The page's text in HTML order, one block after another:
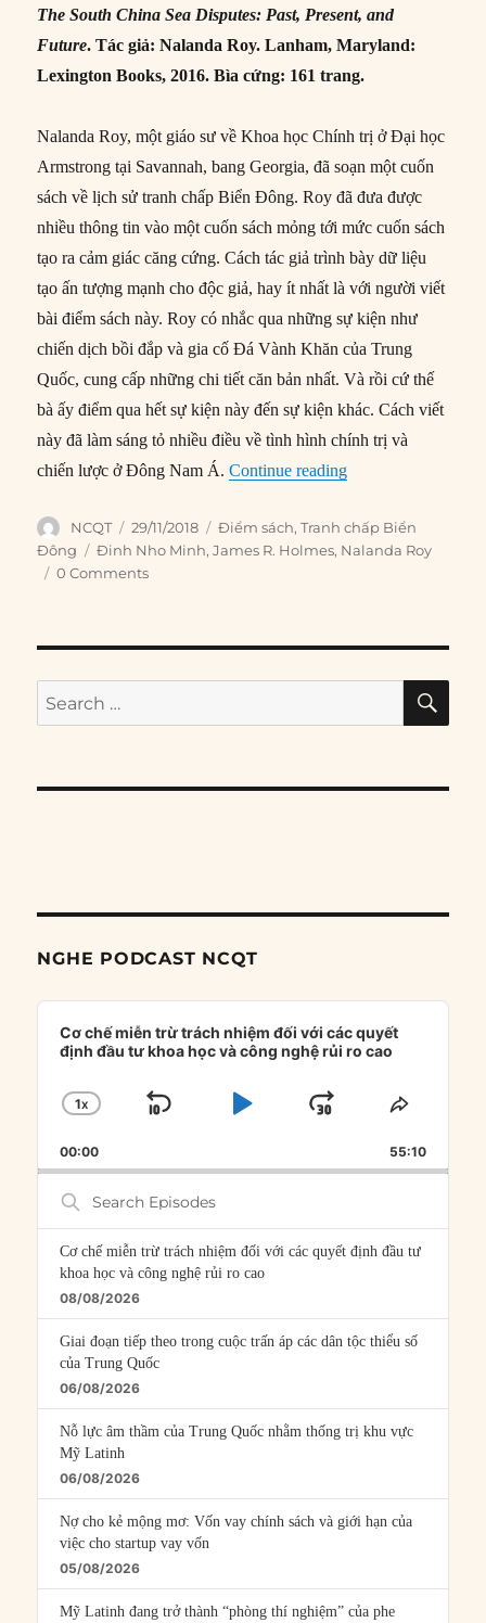
The South China Sea Disputes: Past, Present, and
Future. Tác giả: Nalanda Roy. Lanham, Maryland:
Lexington Books, 2016. Bìa cứng: 161 trang.
Nalanda Roy, một giáo sư về Khoa học Chính trị ở Đại học
Armstrong tại Savannah, bang Georgia, đã soạn một cuốn
sách về lịch sử tranh chấp Biển Đông. Roy đã đưa được
nhiều thông tin vào một cuốn sách mỏng tới mức cuốn sách
tạo ra cảm giác căng cứng. Cách tác giả trình bày dữ liệu
tạo ấn tượng mạnh cho độc giả, hay ít nhất là với người viết
bài điểm sách này. Roy có nhắc qua những sự kiện như
chiến dịch bồi đắp và gia cố Đá Vành Khăn của Trung
Quốc, cung cấp những chi tiết căn bản nhất. Và rồi cứ thế
bà ấy điểm qua hết sự kiện này đến sự kiện khác. Cách viết
này đã làm sáng tỏ nhiều điều về tình hình chính trị và
chiến lược ở Đông Nam Á.Continue reading“Tranh chấp Biển
Author
NCQT
Posted
on
29/11/2018 Categories
Điểm sách,Tranh chấp Biển
Đông
Tags
Đinh Nho Minh,James R. Holmes, Nalanda Roy
0 Comments
Search
for:
NGHE PODCAST NCQT
Audio
Player
Cơ chế miễn trừ trách nhiệm đối với các quyết
định đầu tư khoa học và công nghệ rủi ro cao
CHANGE
RATE
1X
SKIP
PLAYJUMP
FORWARD
SHARE
00:00 55:10
Search
Episodes
Cơ chế miễn trừ trách nhiệm đối với các quyết định đầu tư
khoa học và công nghệ rủi ro cao
08/08/2026
Giai đoạn tiếp theo trong cuộc trấn áp các dân tộc thiểu số
của Trung Quốc
06/08/2026
Nỗ lực âm thầm của Trung Quốc nhằm thống trị khu vực
Mỹ Latinh
06/08/2026
Nợ cho kẻ mộng mơ: Vốn vay chính sách và giới hạn của
việc cho startup vay vốn
05/08/2026
Mỹ Latinh đang trở thành “phòng thí nghiệm” của phe